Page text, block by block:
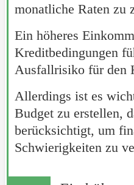
monatliche Raten zu
Ein höheres
Kreditbedingungen
Ausfallrisiko für den
Allerdings ist es
Budget zu erstellen,
berücksichtigt, um
Schwierigkeiten zu